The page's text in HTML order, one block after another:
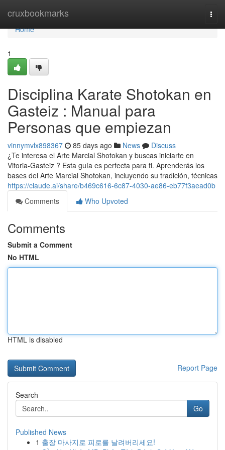
cruxbookmarks
Home
Home
1
Disciplina Karate Shotokan en
Gasteiz : Manual para
Personas que empiezan
vinnymvlx898367 85 days ago News
Discuss
¿Te interesa el Arte Marcial Shotokan y buscas iniciarte en
Vitoria-Gasteiz ? Esta guía es perfecta para ti. Aprenderás los
bases del Arte Marcial Shotokan, incluyendo su tradición, técnicas
https://claude.ai/share/b469c616-6c87-4030-ae86-eb77f3aead0b
Comments
Who Upvoted
Comments
Submit a Comment
No HTML
HTML is disabled
Report Page
Search
Go
Published News
1 출장 마사지로 피로를 날려버리세요!